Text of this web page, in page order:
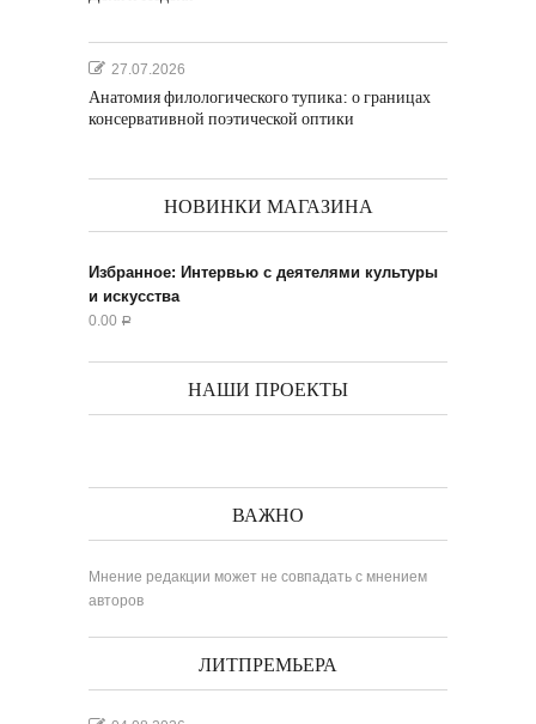
27.07.2026
Анатомия филологического тупика: о границах
консервативной поэтической оптики
НОВИНКИ МАГАЗИНА
Избранное: Интервью с деятелями культуры
и искусства
0.00 Р
НАШИ ПРОЕКТЫ
ВАЖНО
Мнение редакции может не совпадать с мнением
авторов
ЛИТПРЕМЬЕРА